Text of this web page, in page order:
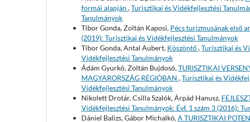
formái alapján ,Turisztikai és Vidékfejlesztési
Tanulmányok
Tibor Gonda, Zoltán Kaposi, Pécs turizmusának első
(2019): Turisztikai és Vidékfejlesztési Tanulmányok
Tibor Gonda, Antal Aubert, Köszöntő,Turisztikai és
Vidékfejlesztési Tanulmányok
Ádám Gyurkó, Zoltán Bujdosó,TURISZTIKAI
MAGYARORSZÁG RÉGIÓBAN ,Turisztikai és
Vidékfejlesztési Tanulmányok
Nikolett Drotár, Csilla Szalók, Árpád Hanusz,
Vidékfejlesztési Tanulmányok: Évf. 1 szám 3 (2016):
Dániel Balizs, Gábor Michalkó,A TURISZTIKAI